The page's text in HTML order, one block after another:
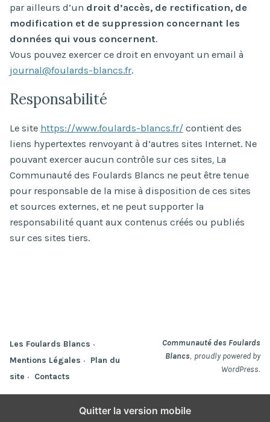
par ailleurs d’un droit d’accès, de rectification, de
modification et de suppression concernant les
données qui vous concernent.
Vous pouvez exercer ce droit en envoyant un email à
journal@foulards-blancs.fr.
Responsabilité
Le site https://www.foulards-blancs.fr/ contient des
liens hypertextes renvoyant à d’autres sites Internet. Ne
pouvant exercer aucun contrôle sur ces sites. La
Communauté des Foulards Blancs ne peut être tenue
pour responsable de la mise à disposition de ces sites
et sources externes, et ne peut supporter la
responsabilité quant aux contenus créés ou publiés
sur ces sites tiers.
Les Foulards Blancs
Mentions Légales
Plan du
site
Contacts
Communauté des Foulards
Blancs, proudly powered by
WordPress.
Quitter la version mobile